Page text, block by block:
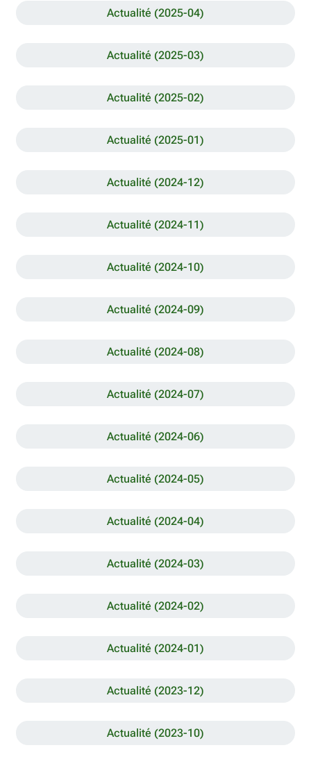
Actualité (2025-04)
Actualité (2025-03)
Actualité (2025-02)
Actualité (2025-01)
Actualité (2024-12)
Actualité (2024-11)
Actualité (2024-10)
Actualité (2024-09)
Actualité (2024-08)
Actualité (2024-07)
Actualité (2024-06)
Actualité (2024-05)
Actualité (2024-04)
Actualité (2024-03)
Actualité (2024-02)
Actualité (2024-01)
Actualité (2023-12)
Actualité (2023-10)